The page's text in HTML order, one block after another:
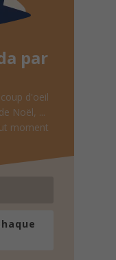
par
d'oeil
Noël, ...
moment